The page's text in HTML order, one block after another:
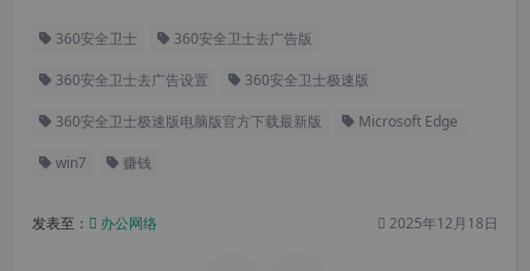
360安全卫士 360安全卫士去广告版
360安全卫士去广告设置 360安全卫士极速版
360安全卫士极速版电脑版官方下载最新版 Microsoft Edge
win7 赚钱
发表至： 办公网络 2025年12月18日